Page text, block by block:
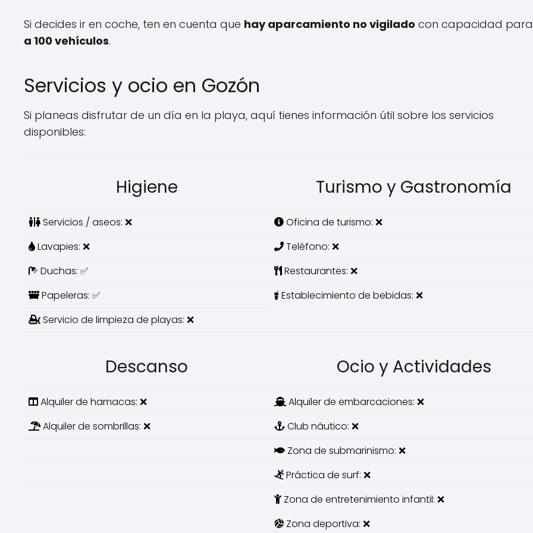
Si decides ir en coche, ten en cuenta que hay aparcamiento no vigilado con capacidad
a 100 vehículos.
Servicios y ocio en Gozón
Si planeas disfrutar de un día en la playa, aquí tienes información útil sobre los servicios
disponibles:
Higiene Turismo y Gastronomía
Servicios / aseos: ❌
Oficina de turismo: ❌
Lavapies: ❌
Teléfono: ❌
Duchas: ✅
Restaurantes: ❌
Papeleras: ✅
Establecimiento de bebidas: ❌
Servicio de limpieza de playas: ❌
Descanso Ocio y Actividades
Alquiler de hamacas: ❌
Alquiler de embarcaciones: ❌
Alquiler de sombrillas: ❌
Club náutico: ❌
Zona de submarinismo: ❌
Práctica de surf: ❌
Zona de entretenimiento infantil: ❌
Zona deportiva: ❌